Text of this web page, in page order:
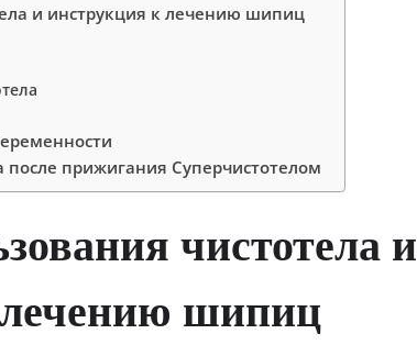
и инструкция к лечению шипиц
прижигания Суперчистотелом
чистотела и
шипиц